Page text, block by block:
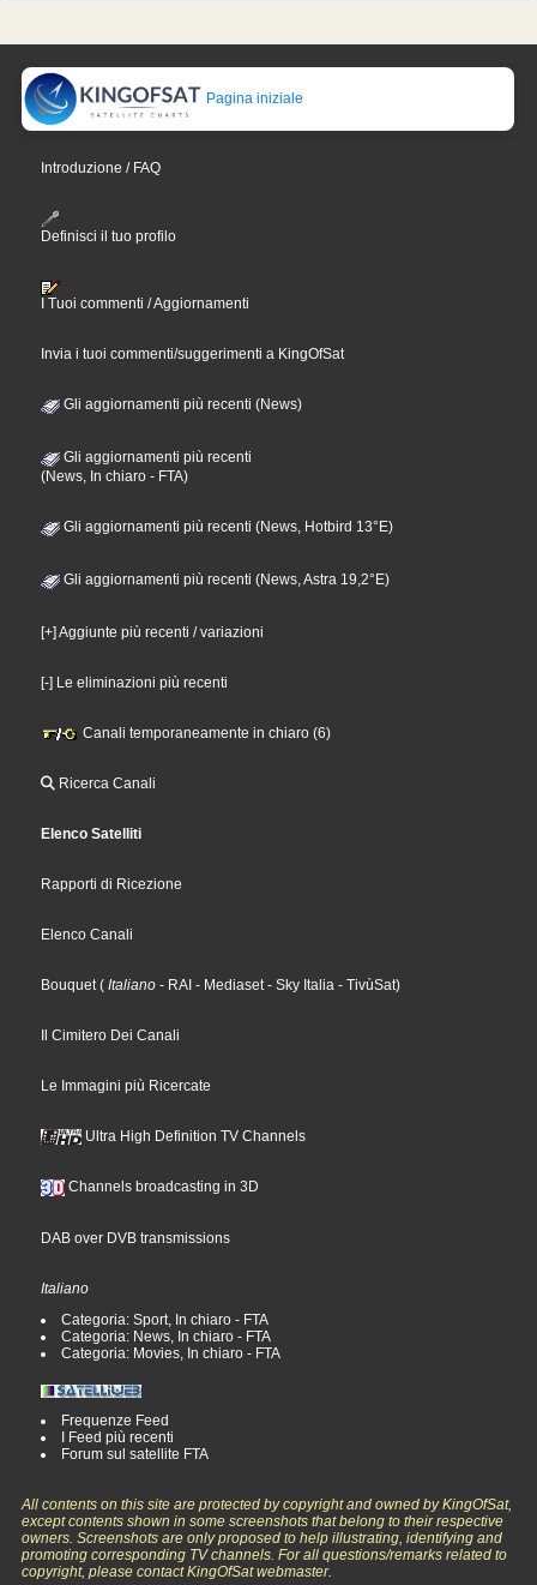
Pagina iniziale
Introduzione / FAQ
Definisci il tuo profilo
I Tuoi commenti / Aggiornamenti
Invia i tuoi commenti/suggerimenti a KingOfSat
Gli aggiornamenti più recenti (News)
Gli aggiornamenti più recenti
(News, In chiaro - FTA)
Gli aggiornamenti più recenti (News, Hotbird 13°E)
Gli aggiornamenti più recenti (News, Astra 19,2°E)
[+] Aggiunte più recenti / variazioni
[-] Le eliminazioni più recenti
Canali temporaneamente in chiaro (6)
Ricerca Canali
Elenco Satelliti
Rapporti di Ricezione
Elenco Canali
Bouquet( Italiano - RAI - Mediaset- Sky Italia - TivùSat)
Il Cimitero Dei Canali
Le Immagini più Ricercate
Ultra High Definition TV Channels
Channels broadcasting in 3D
DAB over DVB transmissions
Italiano
Categoria: Sport, In chiaro - FTA
Categoria: News, In chiaro - FTA
Categoria: Movies, In chiaro - FTA
Frequenze Feed
I Feed più recenti
Forum sul satellite FTA
All contents on this site are protected by copyright and owned by KingOfSat,
except contents shown in some screenshots that belong to their respective
owners. Screenshots are only proposed to help illustrating, identifying and
promoting corresponding TV channels. For all questions/remarks related to
copyright, please contact KingOfSat webmaster.